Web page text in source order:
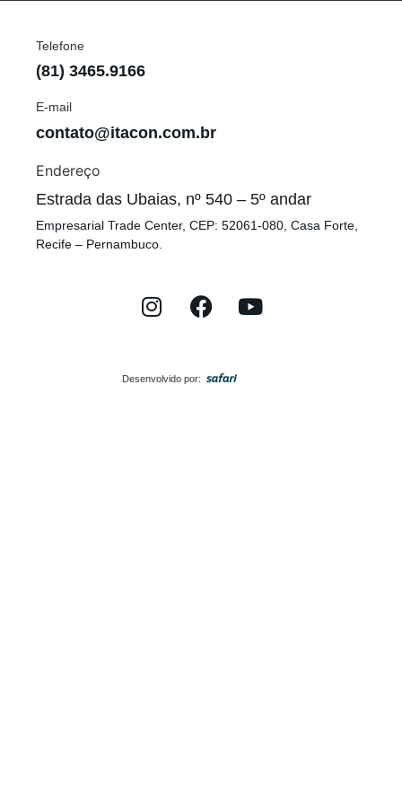
Telefone
(81) 3465.9166
E-mail
contato@itacon.com.br
Endereço
Estrada das Ubaias, nº 540 – 5º andar
Empresarial Trade Center, CEP: 52061-080, Casa Forte,
Recife – Pernambuco.
Desenvolvido por: